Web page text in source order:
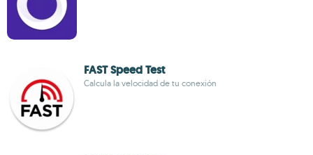
FAST Speed Test
Calcula la velocidad de tu conexión